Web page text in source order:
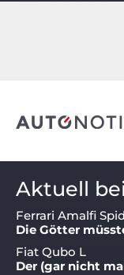
Aktuell
Ferrari Amalfi
Die Götter
Fiat Qubo L
Der (gar nicht